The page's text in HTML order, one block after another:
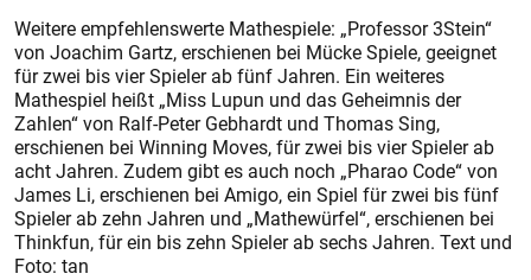
Weitere empfehlenswerte Mathespiele: „Professor 3Stein“
von Joachim Gartz, erschienen bei Mücke Spiele, geeignet
für zwei bis vier Spieler ab fünf Jahren. Ein weiteres
Mathespiel heißt „Miss Lupun und das Geheimnis der
Zahlen“ von Ralf-Peter Gebhardt und Thomas Sing,
erschienen bei Winning Moves, für zwei bis vier Spieler ab
acht Jahren. Zudem gibt es auch noch „Pharao Code“ von
James Li, erschienen bei Amigo, ein Spiel für zwei bis fünf
Spieler ab zehn Jahren und „Mathewürfel“, erschienen bei
Thinkfun, für ein bis zehn Spieler ab sechs Jahren. Text und
Foto: tan